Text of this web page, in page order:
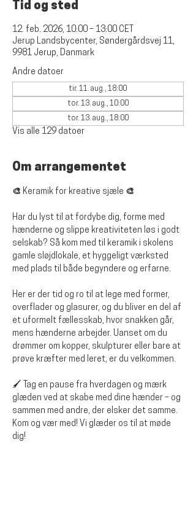
Tid og sted
12. feb. 2026, 10:00 – 13:00 CET
Jerup Landsbycenter, Søndergårdsvej 11,
9981 Jerup, Danmark
Andre datoer
tir. 11. aug., 18:00
tor. 13. aug., 10:00
tor. 13. aug., 18:00
Vis alle 129 datoer
Om arrangementet
🎨 Keramik for kreative sjæle 🎨
Har du lyst til at fordybe dig, forme med
hænderne og slippe kreativiteten løs i godt
selskab? Så kom med til keramik i skolens
gamle sløjdlokale, et hyggeligt værksted
med plads til både begyndere og erfarne.
Her er der tid og ro til at lege med former,
overflader og glasurer, og du bliver en del af
et uformelt fællesskab, hvor snakken går,
mens hænderne arbejder. Uanset om du
drømmer om kopper, skulpturer eller bare at
prøve kræfter med leret, er du velkommen.
🖌️ Tag en pause fra hverdagen og mærk
glæden ved at skabe med dine hænder – og
sammen med andre, der elsker det samme.
Kom og vær med! Vi glæder os til at møde
dig!